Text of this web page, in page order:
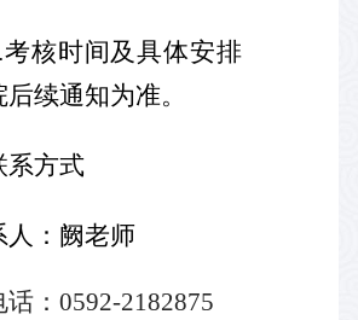
考核时间及具体安排
后续通知为准。
系方式
人：阙老师
： 0592-2182875